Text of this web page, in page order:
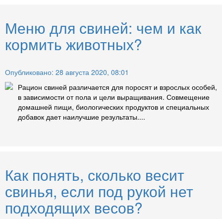
Меню для свиней: чем и как
кормить животных?
Опубликовано: 28 августа 2020, 08:01
Рацион свиней различается для поросят и взрослых особей,
в зависимости от пола и цели выращивания. Совмещение
домашней пищи, биологических продуктов и специальных
добавок дает наилучшие результаты....
Как понять, сколько весит
свинья, если под рукой нет
подходящих весов?